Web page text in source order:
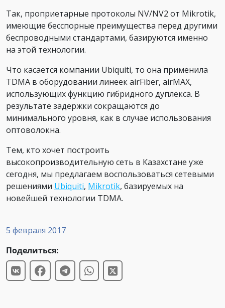
5 февраля 2017
Поделиться:
Так, проприетарные протоколы NV/NV2 от Mikrotik,
имеющие бесспорные преимущества перед другими
беспроводными стандартами, базируются именно
на этой технологии.
Что касается компании Ubiquiti, то она применила
TDMA в оборудовании линеек airFiber, airMAX,
использующих функцию гибридного дуплекса. В
результате задержки сокращаются до
минимального уровня, как в случае использования
оптоволокна.
Тем, кто хочет построить
высокопроизводительную сеть в Казахстане уже
сегодня, мы предлагаем воспользоваться сетевыми
решениями Ubiquiti, Mikrotik, базируемых на
новейшей технологии TDMA.